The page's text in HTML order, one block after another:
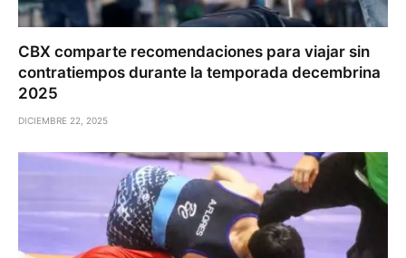
CBX comparte recomendaciones para viajar sin
contratiempos durante la temporada decembrina
2025
DICIEMBRE 22, 2025